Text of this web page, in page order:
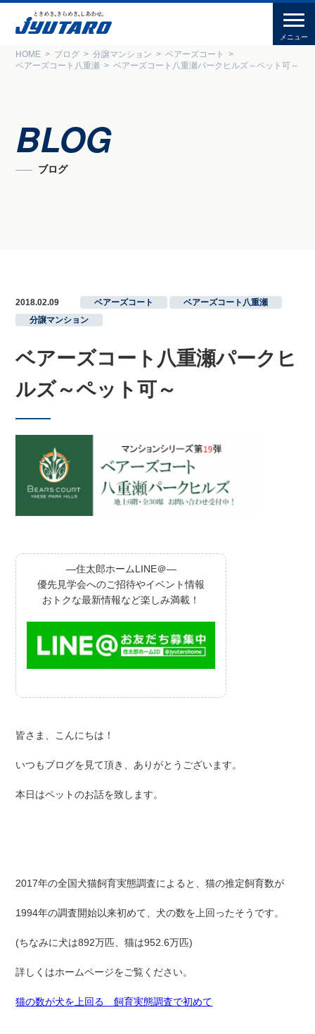
HOME ブログ 分譲マンション
ベアーズコート
ベアーズコート八重瀬
ベアーズコート八重瀬パークヒルズ～ペット可～
BLOG
ブログ
2018.02.09 ベアーズコート ベアーズコート八重瀬
分譲マンション
ベアーズコート八重瀬パークヒ
ルズ～ペット可～
―住太郎ホームLINE＠―
優先見学会へのご招待やイベント情報
おトクな最新情報など楽しみ満載！
皆さま、こんにちは！
いつもブログを見て頂き、ありがとうございます。
本日はペットのお話を致します。
2017年の全国犬猫飼育実態調査によると、猫の推定飼育数が
1994年の調査開始以来初めて、犬の数を上回ったそうです。
(ちなみに犬は892万匹、猫は952.6万匹)
詳しくはホームページをご覧ください。
猫の数が犬を上回る 飼育実態調査で初めて